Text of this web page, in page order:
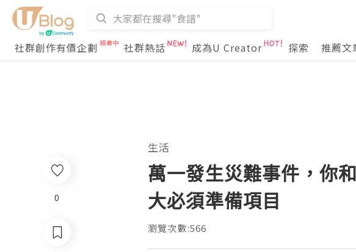
社群創作有價企劃 社群熱話 成為U Creator 探索 推薦文
0
生活
萬一發生災難事件，你
大必須準備項目
瀏覽次數:566